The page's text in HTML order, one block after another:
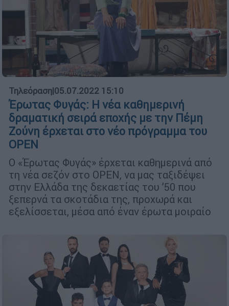
Τηλεόραση|05.07.2022 15:10
Έρωτας Φυγάς: Η νέα καθημερινή
δραματική σειρά εποχής με την Πέμη
Ζούνη έρχεται στο νέο πρόγραμμα του
OPEN
Ο «Έρωτας Φυγάς» έρχεται καθημερινά από
τη νέα σεζόν στο OPEN, να μας ταξιδέψει
στην Ελλάδα της δεκαετίας του ’50 που
ξεπερνά τα σκοτάδια της, προχωρά και
εξελίσσεται, μέσα από έναν έρωτα μοιραίο